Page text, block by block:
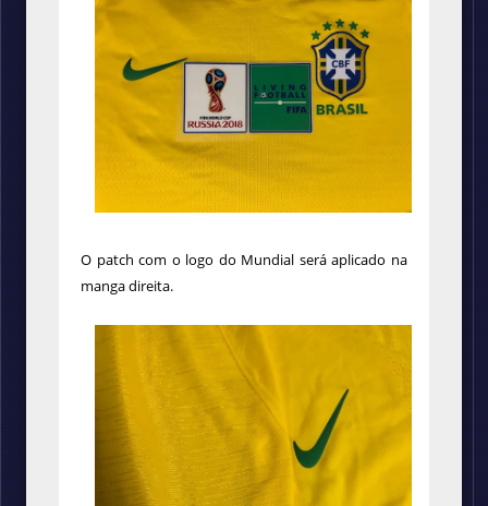
O patch com o logo do Mundial será aplicado na
manga direita.